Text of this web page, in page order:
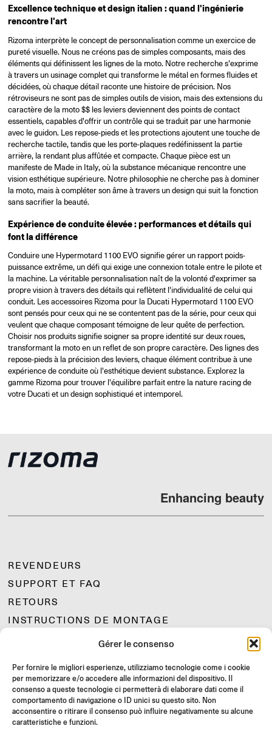
Gérer le consenso
Per fornire le migliori esperienze, utilizziamo tecnologie come i cookie
per memorizzare e/o accedere alle informazioni del dispositivo. Il
consenso a queste tecnologie ci permetterà di elaborare dati come il
comportamento di navigazione o ID unici su questo sito. Non
acconsentire o ritirare il consenso può influire negativamente su alcune
caratteristiche e funzioni.
Excellence technique et design italien : quand l'ingénierie
rencontre l'art
Rizoma interprète le concept de personnalisation comme un exercice de
pureté visuelle. Nous ne créons pas de simples composants, mais des
éléments qui définissent les lignes de la moto. Notre recherche s'exprime
à travers un usinage complet qui transforme le métal en formes fluides et
décidées, où chaque détail raconte une histoire de précision. Nos
rétroviseurs ne sont pas de simples outils de vision, mais des extensions du
caractère de la moto $$ les leviers deviennent des points de contact
essentiels, capables d'offrir un contrôle qui se traduit par une harmonie
avec le guidon. Les repose-pieds et les protections ajoutent une touche de
recherche tactile, tandis que les porte-plaques redéfinissent la partie
arrière, la rendant plus affûtée et compacte. Chaque pièce est un
manifeste de Made in Italy, où la substance mécanique rencontre une
vision esthétique supérieure. Notre philosophie ne cherche pas à dominer
la moto, mais à compléter son âme à travers un design qui suit la fonction
sans sacrifier la beauté.
Expérience de conduite élevée : performances et détails qui
font la différence
Conduire une Hypermotard 1100 EVO signifie gérer un rapport poids-
puissance extrême, un défi qui exige une connexion totale entre le pilote et
la machine. La véritable personnalisation naît de la volonté d'exprimer sa
propre vision à travers des détails qui reflètent l'individualité de celui qui
conduit. Les accessoires Rizoma pour la Ducati Hypermotard 1100 EVO
sont pensés pour ceux qui ne se contentent pas de la série, pour ceux qui
veulent que chaque composant témoigne de leur quête de perfection.
Choisir nos produits signifie soigner sa propre identité sur deux roues,
transformant la moto en un reflet de son propre caractère. Des lignes des
repose-pieds à la précision des leviers, chaque élément contribue à une
expérience de conduite où l'esthétique devient substance. Explorez la
gamme Rizoma pour trouver l'équilibre parfait entre la nature racing de
votre Ducati et un design sophistiqué et intemporel.
Enhancing beauty
REVENDEURS
SUPPORT ET FAQ
RETOURS
INSTRUCTIONS DE MONTAGE
JOIN US
Rejoignez la communauté Rizoma et accédez à des contenus
exclusifs et des offres spéciales !